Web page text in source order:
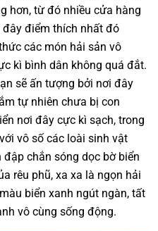
hơn, từ đó nhiều cửa hàng
điểm thích nhất đó
các món hải sản vô
kì bình dân không quá đắt.
sẽ ấn tượng bởi nơi đây
tự nhiên chưa bị con
nơi đây cực kì sạch, trong
vô số các loài sinh vật
chắn sóng dọc bờ biển
rêu phũ, xa xa là ngọn hải
biển xanh ngút ngàn, tất
vô cùng sống động.